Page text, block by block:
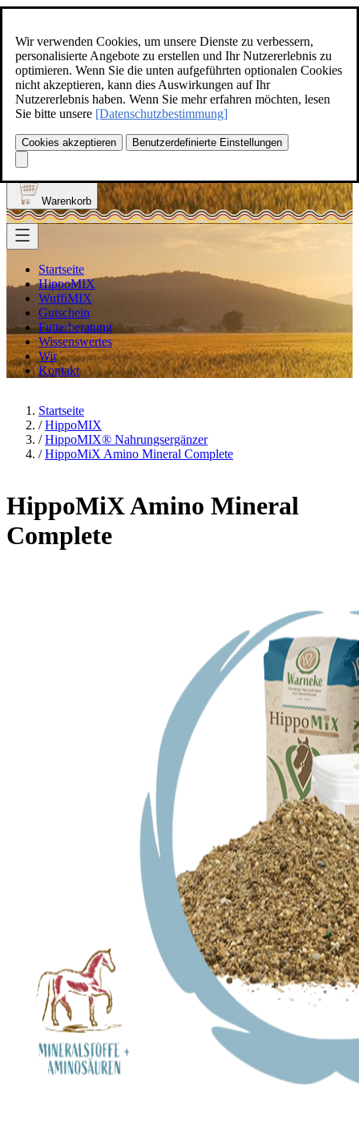
Wir verwenden Cookies, um unsere Dienste zu verbessern,
personalisierte Angebote zu erstellen und Ihr Nutzererlebnis zu
optimieren. Wenn Sie die unten aufgeführten optionalen Cookies
nicht akzeptieren, kann dies Auswirkungen auf Ihr
Nutzererlebnis haben. Wenn Sie mehr erfahren möchten, lesen
Sie bitte unsere [Datenschutzbestimmung]
Cookies akzeptieren Benutzerdefinierte Einstellungen
Zum Inhalt springen
+49(0)5129-308
Produkt finden
0
Warenkorb
Startseite
HippoMIX
WuffiMIX
Gutschein
Futterberatung
Wissenswertes
Wir
Kontakt
Startseite
/ HippoMIX
/ HippoMIX® Nahrungsergänzer
/ HippoMiX Amino Mineral Complete
HippoMiX Amino Mineral
Complete